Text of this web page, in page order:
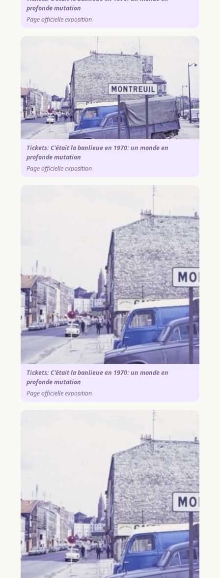
profonde mutation
Page officielle exposition
Tickets: C'était la banlieue en 1970: un monde en
profonde mutation
Page officielle exposition
Tickets: C'était la banlieue en 1970: un monde en
profonde mutation
Page officielle exposition